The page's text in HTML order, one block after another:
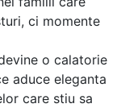
ci momente
o calatorie
aduce eleganta
care stiu sa